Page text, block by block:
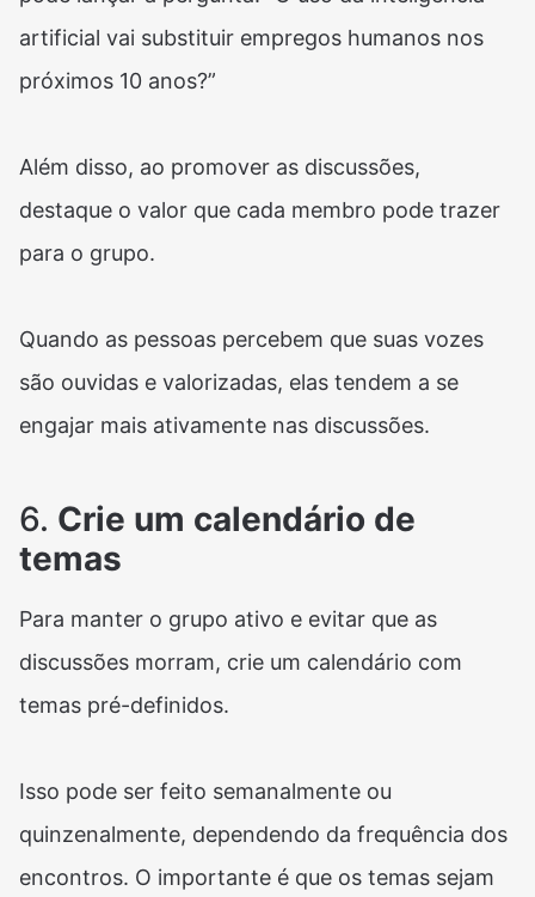
artificial vai substituir empregos humanos nos
próximos 10 anos?”
Além disso, ao promover as discussões,
destaque o valor que cada membro pode trazer
para o grupo.
Quando as pessoas percebem que suas vozes
são ouvidas e valorizadas, elas tendem a se
engajar mais ativamente nas discussões.
6. Crie um calendário de
temas
Para manter o grupo ativo e evitar que as
discussões morram, crie um calendário com
temas pré-definidos.
Isso pode ser feito semanalmente ou
quinzenalmente, dependendo da frequência dos
encontros. O importante é que os temas sejam